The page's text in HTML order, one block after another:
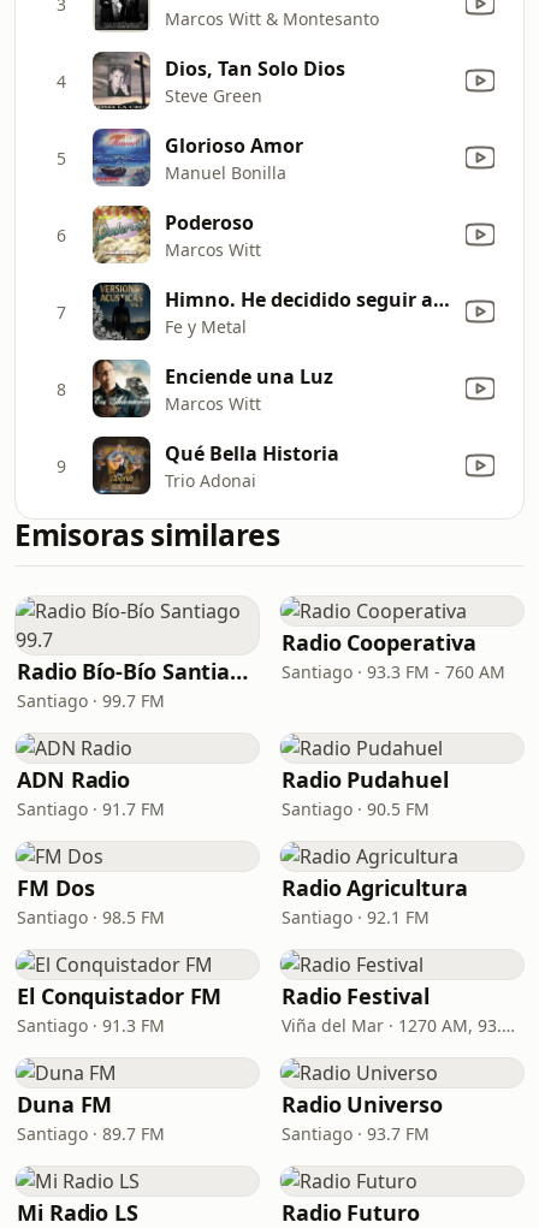
Marcos Witt & Montesanto
4 Dios, Tan Solo Dios
Steve Green
5 Glorioso Amor
Manuel Bonilla
6 Poderoso
Marcos Witt
7 Himno. He decidido seguir a Cristo
Fe y Metal
8 Enciende una Luz
Marcos Witt
9 Qué Bella Historia
Trio Adonai
Emisoras similares
Radio Bío-Bío Santiago 99.7
Santiago · 99.7 FM
Radio Cooperativa
Santiago · 93.3 FM - 760 AM
ADN Radio
Santiago · 91.7 FM
Radio Pudahuel
Santiago · 90.5 FM
FM Dos
Santiago · 98.5 FM
Radio Agricultura
Santiago · 92.1 FM
El Conquistador FM
Santiago · 91.3 FM
Radio Festival
Viña del Mar · 1270 AM, 93.7 FM
Duna FM
Santiago · 89.7 FM
Radio Universo
Santiago · 93.7 FM
Mi Radio LS Radio Futuro